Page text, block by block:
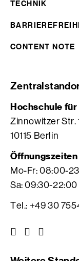
TECHNIK
CONTENT NOTE
Hochschule
Zinnowitzer Str.
10115 Berlin
Öffnungszeiten
Mo-Fr: 08:00-
Sa: 09:30-22:00
Tel.: +49 30
r